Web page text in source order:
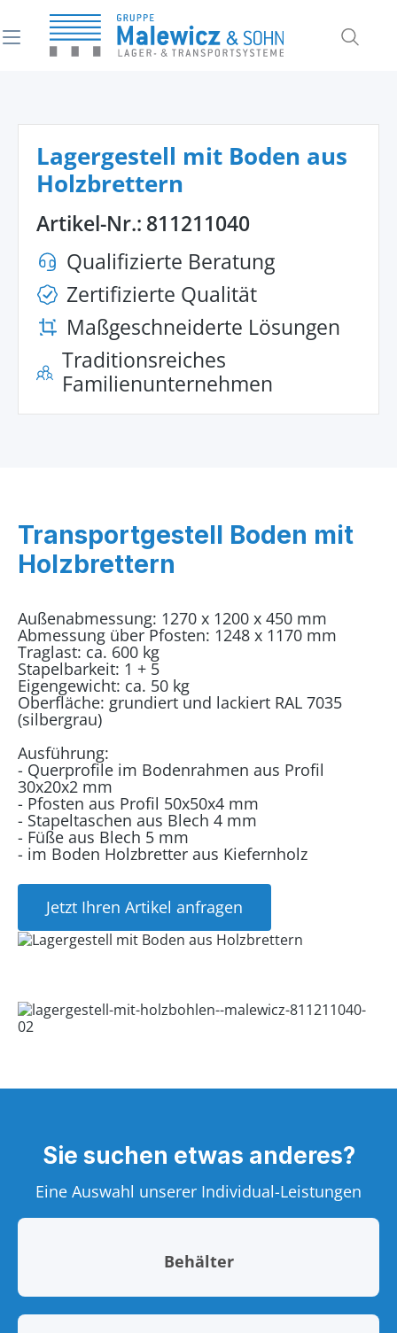
springen
Lagergestell mit Boden aus
Holzbrettern
Artikel-Nr.: 811211040
Qualifizierte Beratung
Zertifizierte Qualität
Maßgeschneiderte Lösungen
Traditionsreiches
Familienunternehmen
Transportgestell Boden mit
Holzbrettern
Außenabmessung: 1270 x 1200 x 450 mm
Abmessung über Pfosten: 1248 x 1170 mm
Traglast: ca. 600 kg
Stapelbarkeit: 1 + 5
Eigengewicht: ca. 50 kg
Oberfläche: grundiert und lackiert RAL 7035
(silbergrau)
Ausführung:
- Querprofile im Bodenrahmen aus Profil
30x20x2 mm
- Pfosten aus Profil 50x50x4 mm
- Stapeltaschen aus Blech 4 mm
- Füße aus Blech 5 mm
- im Boden Holzbretter aus Kiefernholz
Jetzt Ihren Artikel anfragen
Sie suchen etwas anderes?
Eine Auswahl unserer Individual-Leistungen
Behälter